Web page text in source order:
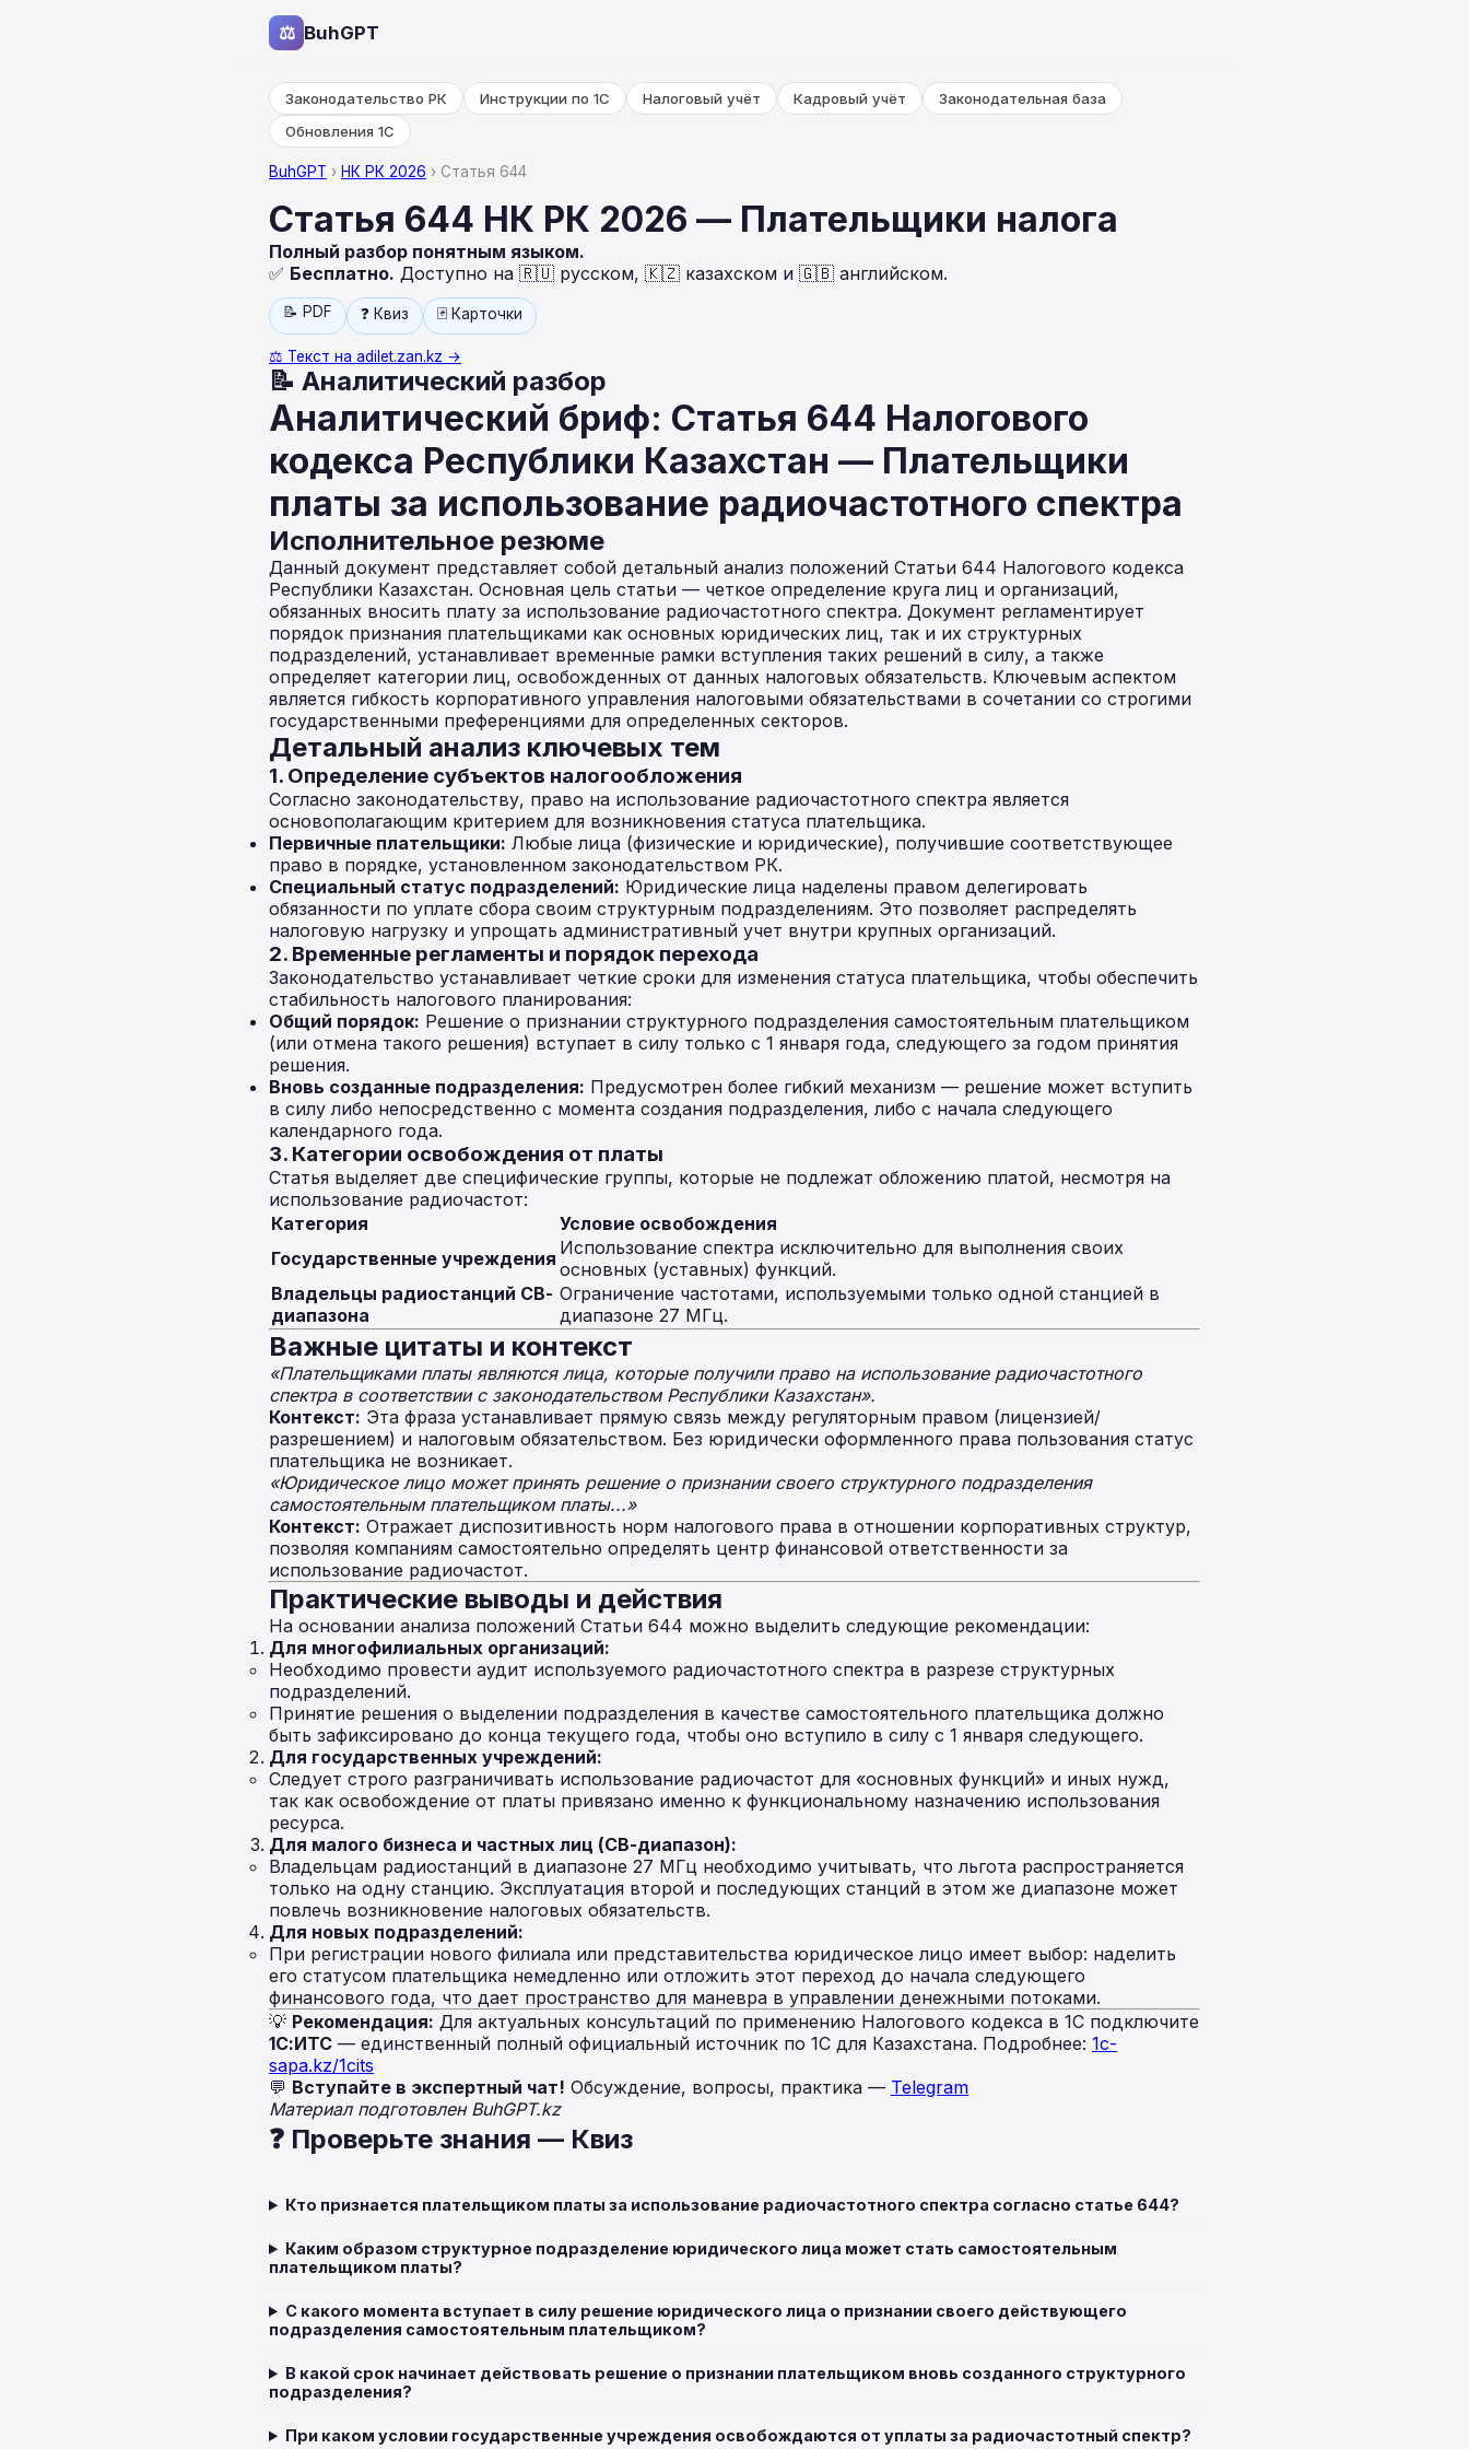
⚖ BuhGPT
Законодательство РК Инструкции по 1С Налоговый учёт Кадровый учёт
Законодательная база
Обновления 1С
BuhGPT › НК РК 2026 › Статья 644
Статья 644 НК РК 2026 — Плательщики налога
Полный разбор понятным языком.
✅ Бесплатно. Доступно на 🇷🇺 русском, 🇰🇿 казахском и 🇬🇧 английском.
📝 PDF ❓ Квиз 🃏 Карточки
⚖️ Текст на adilet.zan.kz →
📝 Аналитический разбор
Аналитический бриф: Статья 644 Налогового
кодекса Республики Казахстан — Плательщики
платы за использование радиочастотного спектра
Исполнительное резюме
Данный документ представляет собой детальный анализ положений Статьи 644 Налогового кодекса
Республики Казахстан. Основная цель статьи — четкое определение круга лиц и организаций,
обязанных вносить плату за использование радиочастотного спектра. Документ регламентирует
порядок признания плательщиками как основных юридических лиц, так и их структурных
подразделений, устанавливает временные рамки вступления таких решений в силу, а также
определяет категории лиц, освобожденных от данных налоговых обязательств. Ключевым аспектом
является гибкость корпоративного управления налоговыми обязательствами в сочетании со строгими
государственными преференциями для определенных секторов.
Детальный анализ ключевых тем
1. Определение субъектов налогообложения
Согласно законодательству, право на использование радиочастотного спектра является
основополагающим критерием для возникновения статуса плательщика.
Первичные плательщики: Любые лица (физические и юридические), получившие соответствующее
право в порядке, установленном законодательством РК.
Специальный статус подразделений: Юридические лица наделены правом делегировать
обязанности по уплате сбора своим структурным подразделениям. Это позволяет распределять
налоговую нагрузку и упрощать административный учет внутри крупных организаций.
2. Временные регламенты и порядок перехода
Законодательство устанавливает четкие сроки для изменения статуса плательщика, чтобы обеспечить
стабильность налогового планирования:
Общий порядок: Решение о признании структурного подразделения самостоятельным плательщиком
(или отмена такого решения) вступает в силу только с 1 января года, следующего за годом принятия
решения.
Вновь созданные подразделения: Предусмотрен более гибкий механизм — решение может вступить
в силу либо непосредственно с момента создания подразделения, либо с начала следующего
календарного года.
3. Категории освобождения от платы
Статья выделяет две специфические группы, которые не подлежат обложению платой, несмотря на
использование радиочастот:
Категория
Условие освобождения
Государственные учреждения Использование спектра исключительно для выполнения своих
основных (уставных) функций.
Владельцы радиостанций СВ-
диапазона
Ограничение частотами, используемыми только одной станцией в
диапазоне 27 МГц.
Важные цитаты и контекст
«Плательщиками платы являются лица, которые получили право на использование радиочастотного
спектра в соответствии с законодательством Республики Казахстан».
Контекст: Эта фраза устанавливает прямую связь между регуляторным правом (лицензией/
разрешением) и налоговым обязательством. Без юридически оформленного права пользования статус
плательщика не возникает.
«Юридическое лицо может принять решение о признании своего структурного подразделения
самостоятельным плательщиком платы...»
Контекст: Отражает диспозитивность норм налогового права в отношении корпоративных структур,
позволяя компаниям самостоятельно определять центр финансовой ответственности за
использование радиочастот.
Практические выводы и действия
На основании анализа положений Статьи 644 можно выделить следующие рекомендации:
Для многофилиальных организаций:
Необходимо провести аудит используемого радиочастотного спектра в разрезе структурных
подразделений.
Принятие решения о выделении подразделения в качестве самостоятельного плательщика должно
быть зафиксировано до конца текущего года, чтобы оно вступило в силу с 1 января следующего.
Для государственных учреждений:
Следует строго разграничивать использование радиочастот для «основных функций» и иных нужд,
так как освобождение от платы привязано именно к функциональному назначению использования
ресурса.
Для малого бизнеса и частных лиц (СВ-диапазон):
Владельцам радиостанций в диапазоне 27 МГц необходимо учитывать, что льгота распространяется
только на одну станцию. Эксплуатация второй и последующих станций в этом же диапазоне может
повлечь возникновение налоговых обязательств.
Для новых подразделений:
При регистрации нового филиала или представительства юридическое лицо имеет выбор: наделить
его статусом плательщика немедленно или отложить этот переход до начала следующего
финансового года, что дает пространство для маневра в управлении денежными потоками.
💡 Рекомендация: Для актуальных консультаций по применению Налогового кодекса в 1С подключите
1С:ИТС — единственный полный официальный источник по 1С для Казахстана. Подробнее: 1c-
sapa.kz/1cits
💬 Вступайте в экспертный чат! Обсуждение, вопросы, практика — Telegram
Материал подготовлен BuhGPT.kz
❓ Проверьте знания — Квиз
Кто признается плательщиком платы за использование радиочастотного спектра согласно статье 644?
Каким образом структурное подразделение юридического лица может стать самостоятельным
плательщиком платы?
С какого момента вступает в силу решение юридического лица о признании своего действующего
подразделения самостоятельным плательщиком?
В какой срок начинает действовать решение о признании плательщиком вновь созданного структурного
подразделения?
При каком условии государственные учреждения освобождаются от уплаты за радиочастотный спектр?